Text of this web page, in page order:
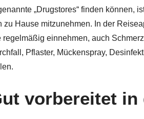
„Drugstores“ finden können,
zu Hause mitzunehmen. In der
regelmäßig einnehmen, auch
Pflaster, Mückenspray,
vorbereitet in